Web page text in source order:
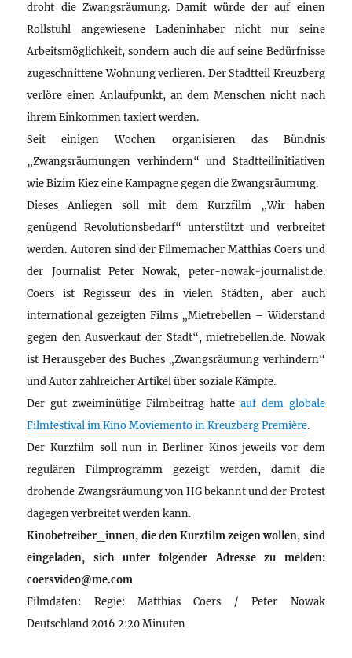
droht die Zwangsräumung. Damit würde der auf einen
Rollstuhl angewiesene Ladeninhaber nicht nur seine
Arbeitsmöglichkeit, sondern auch die auf seine Bedürfnisse
zugeschnittene Wohnung verlieren. Der Stadtteil Kreuzberg
verlöre einen Anlaufpunkt, an dem Menschen nicht nach
ihrem Einkommen taxiert werden.
Seit einigen Wochen organisieren das Bündnis
„Zwangsräumungen verhindern“ und Stadtteilinitiativen
wie Bizim Kiez eine Kampagne gegen die Zwangsräumung.
Dieses Anliegen soll mit dem Kurzfilm „Wir haben
genügend Revolutionsbedarf“ unterstützt und verbreitet
werden. Autoren sind der Filmemacher Matthias Coers und
der Journalist Peter Nowak, peter-nowak-journalist.de.
Coers ist Regisseur des in vielen Städten, aber auch
international gezeigten Films „Mietrebellen – Widerstand
gegen den Ausverkauf der Stadt“, mietrebellen.de. Nowak
ist Herausgeber des Buches „Zwangsräumung verhindern“
und Autor zahlreicher Artikel über soziale Kämpfe.
Der gut zweiminütige Filmbeitrag hatte auf dem globale
Filmfestival im Kino Moviemento in Kreuzberg Première.
Der Kurzfilm soll nun in Berliner Kinos jeweils vor dem
regulären Filmprogramm gezeigt werden, damit die
drohende Zwangsräumung von HG bekannt und der Protest
dagegen verbreitet werden kann.
Kinobetreiber_innen, die den Kurzfilm zeigen wollen, sind
eingeladen, sich unter folgender Adresse zu melden:
coersvideo@me.com
Filmdaten: Regie: Matthias Coers / Peter Nowak
Deutschland 2016 2:20 Minuten